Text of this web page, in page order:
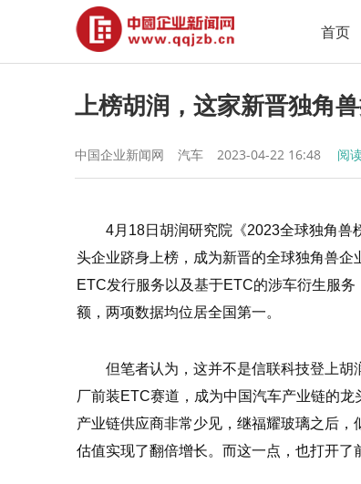
首页
上榜胡润，这家新晋独角
中国企业新闻网 汽车 2023-04-22 16:48 阅
4月18日胡润研究院《2023全球独角
头企业跻身上榜，成为新晋的全球独角兽
ETC发行服务以及基于ETC的涉车衍生服
额，两项数据均位居全国第一。
但笔者认为，这并不是信联科技登上
厂前装ETC赛道，成为中国汽车产业链的
产业链供应商非常少见，继福耀玻璃之后，
估值实现了翻倍增长。而这一点，也打开了